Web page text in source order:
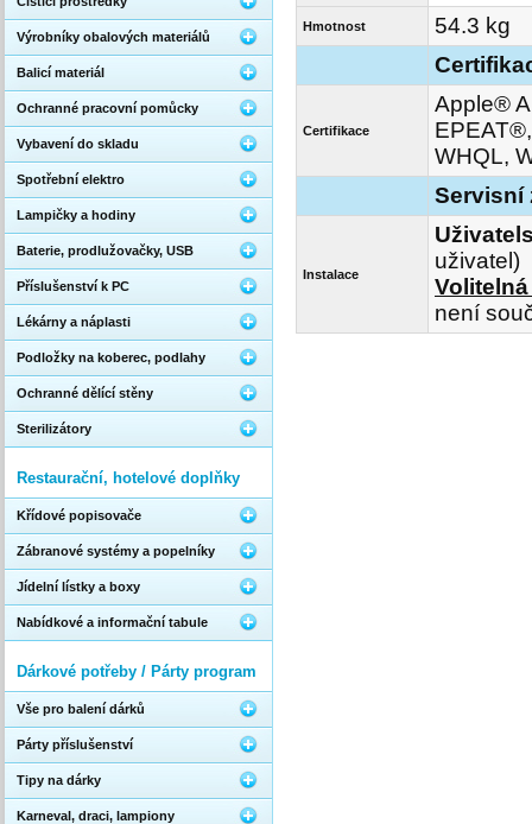
Hmotnost
54.3 kg
Certifikace
Apple®
WHQL,
Servisní
Instalace
uživatel)
není
Výrobníky obalových materiálů
Balicí materiál
Ochranné pracovní pomůcky
Vybavení do skladu
Spotřební elektro
Lampičky a hodiny
Baterie, prodlužovačky, USB
Příslušenství k PC
Lékárny a náplasti
Podložky na koberec, podlahy
Ochranné dělící stěny
Sterilizátory
Restaurační, hotelové doplňky
Křídové popisovače
Zábranové systémy a popelníky
Jídelní lístky a boxy
Nabídkové a informační tabule
Dárkové potřeby / Párty program
Vše pro balení dárků
Párty příslušenství
Tipy na dárky
Karneval, draci, lampiony